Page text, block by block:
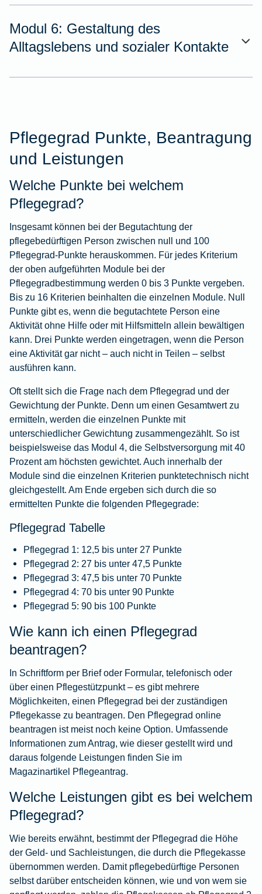
Modul 6: Gestaltung des
Alltagslebens und sozialer Kontakte
Pflegegrad Punkte, Beantragung
und Leistungen
Welche Punkte bei welchem
Pflegegrad?
Insgesamt können bei der Begutachtung der
pflegebedürftigen Person zwischen null und 100
Pflegegrad-Punkte herauskommen. Für jedes Kriterium
der oben aufgeführten Module bei der
Pflegegradbestimmung werden 0 bis 3 Punkte vergeben.
Bis zu 16 Kriterien beinhalten die einzelnen Module. Null
Punkte gibt es, wenn die begutachtete Person eine
Aktivität ohne Hilfe oder mit Hilfsmitteln allein bewältigen
kann. Drei Punkte werden eingetragen, wenn die Person
eine Aktivität gar nicht – auch nicht in Teilen – selbst
ausführen kann.
Oft stellt sich die Frage nach dem Pflegegrad und der
Gewichtung der Punkte. Denn um einen Gesamtwert zu
ermitteln, werden die einzelnen Punkte mit
unterschiedlicher Gewichtung zusammengezählt. So ist
beispielsweise das Modul 4, die Selbstversorgung mit 40
Prozent am höchsten gewichtet. Auch innerhalb der
Module sind die einzelnen Kriterien punktetechnisch nicht
gleichgestellt. Am Ende ergeben sich durch die so
ermittelten Punkte die folgenden Pflegegrade:
Pflegegrad Tabelle
Pflegegrad 1: 12,5 bis unter 27 Punkte
Pflegegrad 2: 27 bis unter 47,5 Punkte
Pflegegrad 3: 47,5 bis unter 70 Punkte
Pflegegrad 4: 70 bis unter 90 Punkte
Pflegegrad 5: 90 bis 100 Punkte
Wie kann ich einen Pflegegrad
beantragen?
In Schriftform per Brief oder Formular, telefonisch oder
über einen Pflegestützpunkt – es gibt mehrere
Möglichkeiten, einen Pflegegrad bei der zuständigen
Pflegekasse zu beantragen. Den Pflegegrad online
beantragen ist meist noch keine Option. Umfassende
Informationen zum Antrag, wie dieser gestellt wird und
daraus folgende Leistungen finden Sie im
Magazinartikel Pflegeantrag.
Welche Leistungen gibt es bei welchem
Pflegegrad?
Wie bereits erwähnt, bestimmt der Pflegegrad die Höhe
der Geld- und Sachleistungen, die durch die Pflegekasse
übernommen werden. Damit pflegebedürftige Personen
selbst darüber entscheiden können, wie und von wem sie